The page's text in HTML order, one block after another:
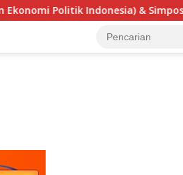
“Urgensi Undang-Undang